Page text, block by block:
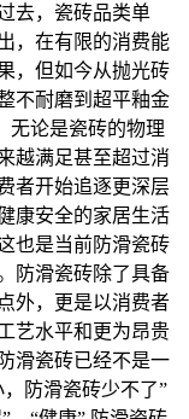
去，瓷砖品类单
，在有限的消费能
，但如今从抛光砖
不耐磨到超平釉金
无论是瓷砖的物理
越满足甚至超过消
者开始追逐更深层
康安全的家居生活
也是当前防滑瓷砖
防滑瓷砖除了具备
外，更是以消费者
艺水平和更为昂贵
滑瓷砖已经不是一
防滑瓷砖少不了”